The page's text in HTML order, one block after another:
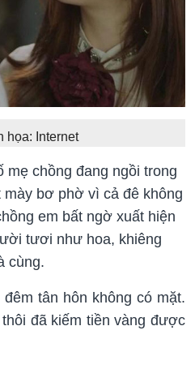
họa: Internet
mẹ chồng đang ngồi trong
mày bơ phờ vì cả đê không
em bất ngờ xuất hiện
tươi như hoa, khiêng
cùng.
tân hôn không có mặt.
đã kiếm tiền vàng được